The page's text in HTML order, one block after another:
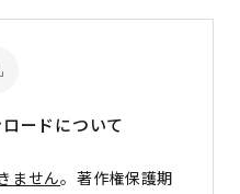
ードについて
ません。著作権保護期